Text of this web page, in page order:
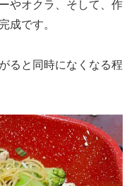
やオクラ、そして、作
成です。
ると同時になくなる程